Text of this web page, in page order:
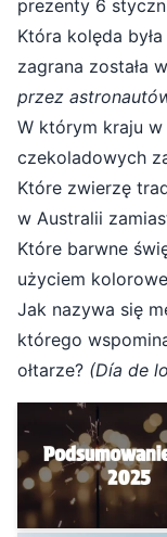
prezenty 6
Która kolęda
zagrana została
przez
W którym kraju
czekoladowych
Które zwierzę
w Australii
Które barwne
użyciem
Jak nazywa się
którego
ołtarze? (Día de